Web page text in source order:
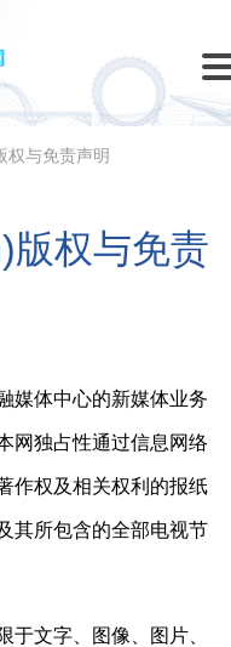
权与免责声明
版权与免责
媒体中心的新媒体业务
网独占性通过信息网络
作权及相关权利的报纸
其所包含的全部电视节
于文字、图像、图片、